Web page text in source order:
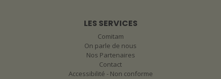
LES SERVICES
Comitam
On parle de nous
Nos Partenaires
Contact
Accessibilité - Non conforme